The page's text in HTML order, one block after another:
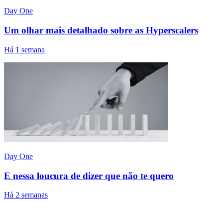
Day One
Um olhar mais detalhado sobre as Hyperscalers
Há 1 semana
Day One
E nessa loucura de dizer que não te quero
Há 2 semanas